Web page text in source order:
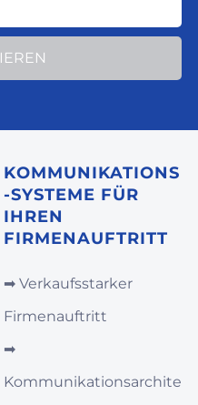
KOMMUNIKATIONS
-SYSTEME FÜR
IHREN
FIRMENAUFTRITT
➡︎ Verkaufsstarker
Firmenauftritt
➡︎
Kommunikationsarchite